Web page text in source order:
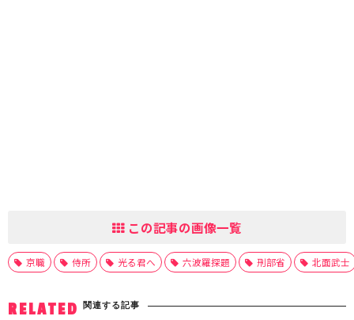
この記事の画像一覧
京職 侍所 光る君へ 六波羅探題 刑部省 北面武士
RELATED 関連する記事